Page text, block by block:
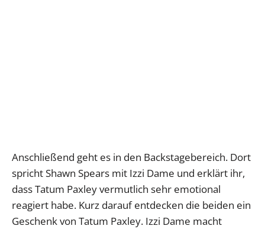
Anschließend geht es in den Backstagebereich. Dort
spricht Shawn Spears mit Izzi Dame und erklärt ihr,
dass Tatum Paxley vermutlich sehr emotional
reagiert habe. Kurz darauf entdecken die beiden ein
Geschenk von Tatum Paxley. Izzi Dame macht